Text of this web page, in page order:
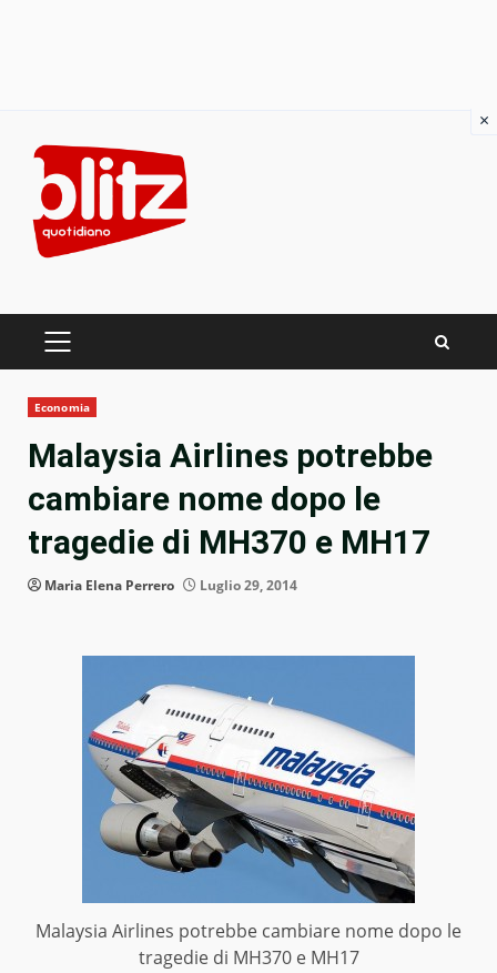
content
PRIMARY
Economia
Malaysia Airlines potrebbe
cambiare nome dopo le
tragedie di MH370 e MH17
Maria Elena Perrero Luglio 29, 2014
Malaysia Airlines potrebbe cambiare nome dopo le
tragedie di MH370 e MH17
×